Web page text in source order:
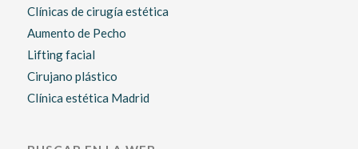
Clínicas de cirugía estética
Aumento de Pecho
Lifting facial
Cirujano plástico
Clínica estética Madrid